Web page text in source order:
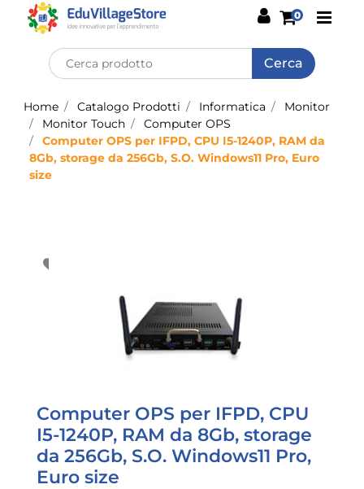
0
Home Catalogo Prodotti Informatica
Monitor
Monitor Touch
Computer OPS
Computer OPS per IFPD, CPU I5-1240P, RAM da
8Gb, storage da 256Gb, S.O. Windows11 Pro, Euro
size
Computer OPS per IFPD, CPU
I5-1240P, RAM da 8Gb, storage
da 256Gb, S.O. Windows11 Pro,
Euro size